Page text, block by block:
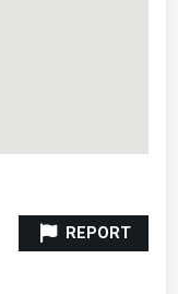
REPORT